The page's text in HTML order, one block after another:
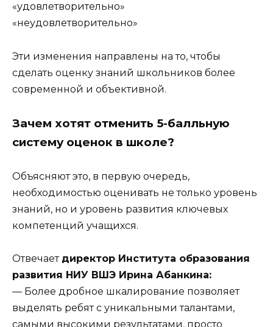
«удовлетворительно»
«неудовлетворительно»
Эти изменения направлены на то, чтобы
сделать оценку знаний школьников более
современной и объективной.
Зачем хотят отменить 5-балльную
систему оценок в школе?
Объясняют это, в первую очередь,
необходимостью оценивать не только уровень
знаний, но и уровень развития ключевых
компетенций учащихся.
Отвечает директор Института образования
развития НИУ ВШЭ Ирина Абанкина:
— Более дробное шкалирование позволяет
выделять ребят с уникальными талантами,
самыми высокими результатами, просто